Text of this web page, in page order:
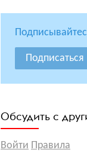
Подписаться
Обсудить с
Войти Правила